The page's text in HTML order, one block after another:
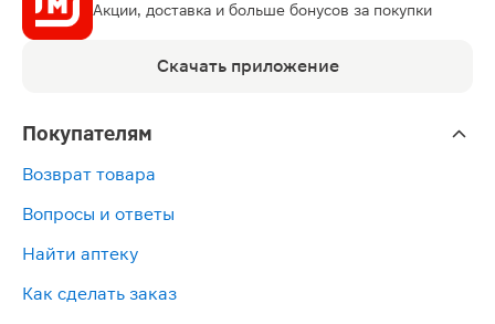
Акции, доставка и больше бонусов за покупки
Скачать приложение
Покупателям
Возврат товара
Вопросы и ответы
Найти аптеку
Как сделать заказ